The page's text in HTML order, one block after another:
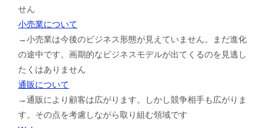
せん
小売業について
→小売業は今後のビジネス形態が見えていません。まだ進化
の途中です。画期的なビジネスモデルが出てくるのを見逃し
たくはありません
通販について
→通販により顧客は広がります。しかし競争相手も広がりま
す。その点を考慮しながら取り組む領域です